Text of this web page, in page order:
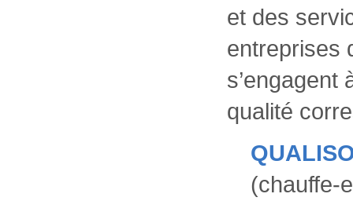
et des
entreprises
s’engagent
qualité
(chauffe-